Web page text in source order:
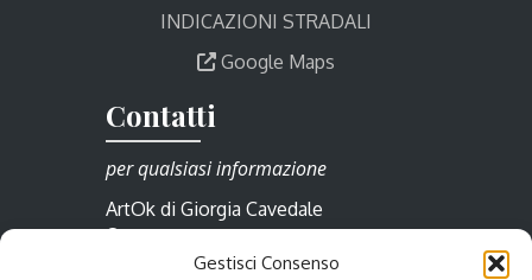
Gestisci Consenso
INDICAZIONI STRADALI
Google Maps
Contatti
per qualsiasi informazione
ArtOk di Giorgia Cavedale
Borgo Cividale 23/a
33057 Palmanova